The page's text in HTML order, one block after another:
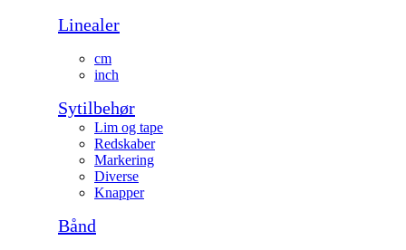
Linealer
cm
inch
Sytilbehør
Lim og tape
Redskaber
Markering
Diverse
Knapper
Bånd